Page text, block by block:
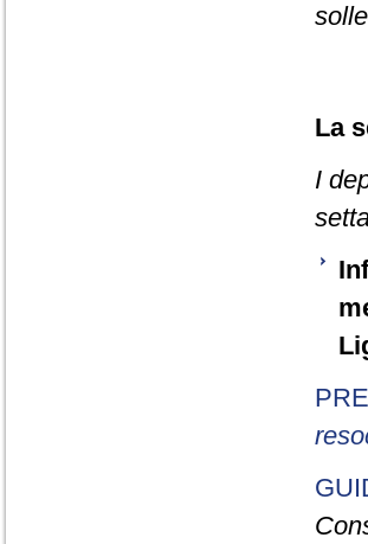
La
I